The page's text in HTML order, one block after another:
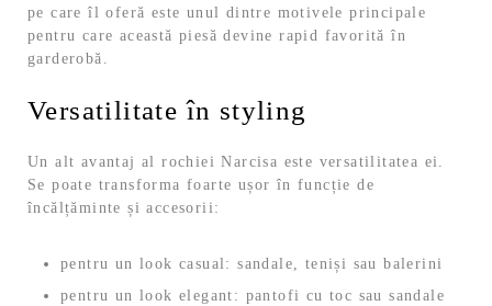
pe care îl oferă este unul dintre motivele principale
pentru care această piesă devine rapid favorită în
garderobă.
Versatilitate în styling
Un alt avantaj al rochiei Narcisa este versatilitatea ei.
Se poate transforma foarte ușor în funcție de
încălțăminte și accesorii:
pentru un look casual: sandale, teniși sau balerini
pentru un look elegant: pantofi cu toc sau sandale